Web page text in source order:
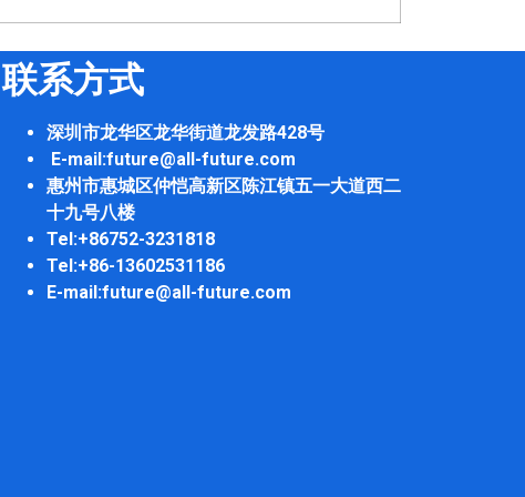
联系方式
深圳市龙华区龙华街道龙发路428号
E-mail:future@all-future.com
惠州市惠城区仲恺高新区陈江镇五一大道西二
十九号八楼
Tel:+86752-3231818
Tel:+86-13602531186
E-mail:future@all-future.com